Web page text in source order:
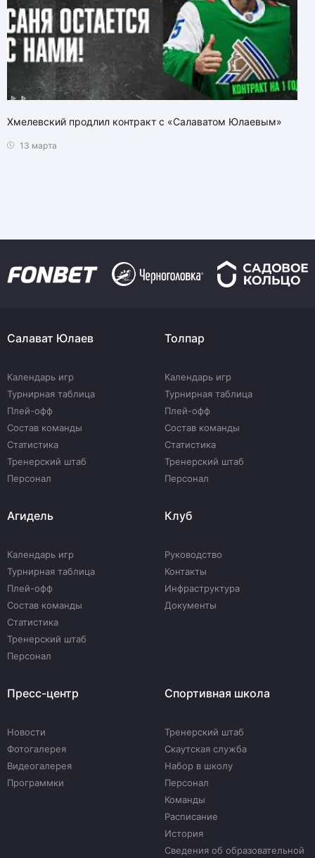
Хмелевский продлил контракт с «Салаватом Юлаевым»
13 марта
Салават Юлаев
Календарь игр
Турнирная таблица
Плей-офф
Состав команды
Статистика
Тренерский штаб
Персонал
Толпар
Календарь игр
Турнирная таблица
Плей-офф
Состав команды
Статистика
Тренерский штаб
Персонал
Агидель
Календарь игр
Турнирная таблица
Плей-офф
Состав команды
Статистика
Тренерский штаб
Персонал
Клуб
Руководство
Контакты
Инфраструктура
Документы
Пресс-центр
Новости
Фотогалерея
Видеогалерея
Программки
Спортивная школа
Тренерский штаб
Скаутская служба
Набор в школу
Персонал
Команды
Расписание
История
Сведения об образовательной